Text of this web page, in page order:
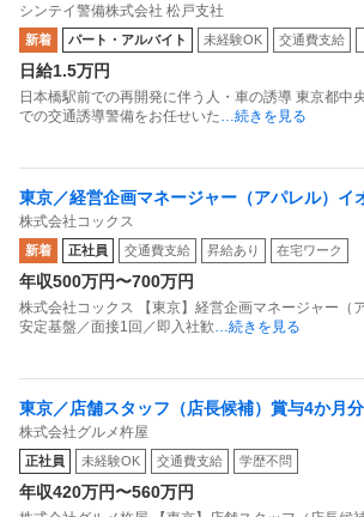
シンテイ警備株式会社 松戸支社
新着 パート・アルバイト 未経験OK 交通費支給
日給1.5万円
日本橋駅前での再開発に伴う人・車の誘導 東京都中
での交通誘導警備をお任せいた …続きを見る
東京／経営企画マネージャー（アパレル）イ
面接1回／即入社歓迎
株式会社コックス
新着 正社員 交通費支給 昇給あり 在宅ワーク
年収500万円〜700万円
株式会社コックス 【東京】経営企画マネージャー（
安定基盤／面接1回／即入社歓 …続きを見る
東京／店舗スタッフ（店長候補）賞与4か月
業月15H以下／新店オープン多数
株式会社グルメ杵屋
正社員 未経験OK 交通費支給 学歴不問
年収420万円〜560万円